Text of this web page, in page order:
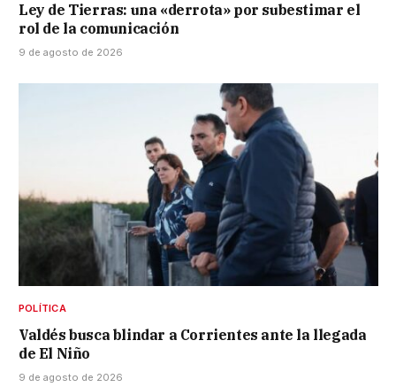
Ley de Tierras: una «derrota» por subestimar el
rol de la comunicación
9 de agosto de 2026
POLÍTICA
Valdés busca blindar a Corrientes ante la llegada
de El Niño
9 de agosto de 2026